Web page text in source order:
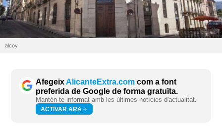
alcoy
AfegeixAlicanteExtra.com com a font
preferida de Google de forma gratuïta.
Mantén-te informat amb les últimes notícies d'actualitat.
ACTIVAR ARA